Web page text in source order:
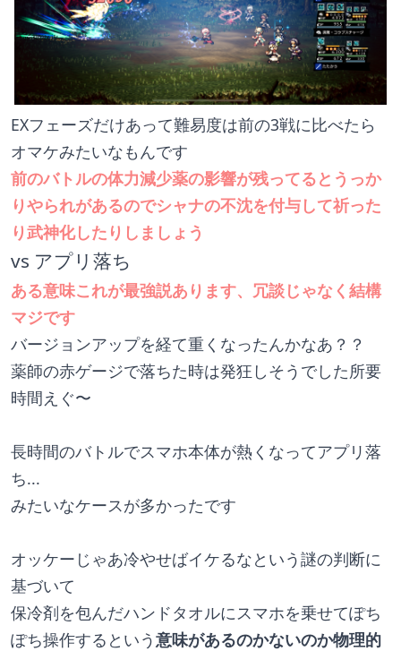
EXフェーズだけあって難易度は前の3戦に比べたら
オマケみたいなもんです
前のバトルの体力減少薬の影響が残ってるとうっか
りやられがあるのでシャナの不沈を付与して祈った
り武神化したりしましょう
vs アプリ落ち
ある意味これが最強説あります、冗談じゃなく結構
マジです
バージョンアップを経て重くなったんかなあ？？
薬師の赤ゲージで落ちた時は発狂しそうでした所要
時間えぐ〜
長時間のバトルでスマホ本体が熱くなってアプリ落
ち...
みたいなケースが多かったです
オッケーじゃあ冷やせばイケるなという謎の判断に
基づいて
保冷剤を包んだハンドタオルにスマホを乗せてぽち
ぽち操作するという意味があるのかないのか物理的